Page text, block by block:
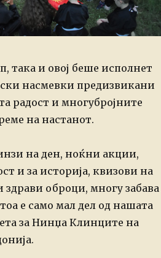
така и овој беше исполнет
насмевки предизвикани
радост и многубројните
на настанот.
на ден, ноќни акции,
и за историја, квизови на
здрави оброци, многу забава
е само мал дел од нашата
за Нинџа Клинците на